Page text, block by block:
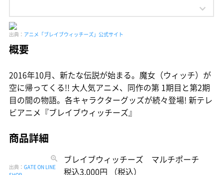
出典： アニメ「ブレイブウィッチーズ」公式サイト
概要
2016年10月、新たな伝説が始まる。魔女（ウィッチ）が
空に帰ってくる!! 大人気アニメ、同作の第 1期目と第2期
目の間の物語。各キャラクターグッズが続々登場! 新テレ
ビアニメ『ブレイブウィッチーズ』
商品詳細
出典： GATE ON LINE
ブレイブウィッチーズ マルチポーチ
税込3,000円 （税込）